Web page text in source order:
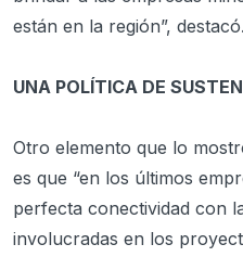
están en la región”, destacó.
UNA POLÍTICA DE
Otro elemento que lo
es que “en los últimos
perfecta conectividad con
involucradas en los